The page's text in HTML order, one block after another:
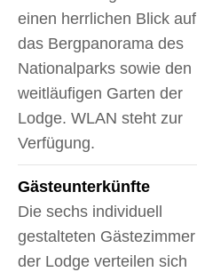
einen herrlichen Blick auf
das Bergpanorama des
Nationalparks sowie den
weitläufigen Garten der
Lodge. WLAN steht zur
Verfügung.
Gäste­unterkünfte
Die sechs individuell
gestalteten Gästezimmer
der Lodge verteilen sich